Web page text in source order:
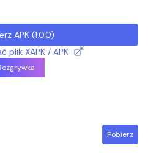
APK (1.0.0)
plik XAPK / APK
Pobierz